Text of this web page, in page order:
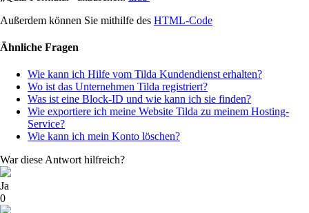
Außerdem können Sie mithilfe des HTML-Code
Ähnliche Fragen
Wie kann ich Hilfe vom Tilda Kundendienst erhalten?
Wo ist das Unternehmen Tilda registriert?
Was ist eine Block-ID und wie kann ich sie finden?
Wie exportiere ich meine Website Tilda zu meinem Hosting-
Service?
Wie kann ich mein Konto löschen?
War diese Antwort hilfreich?
Ja
0